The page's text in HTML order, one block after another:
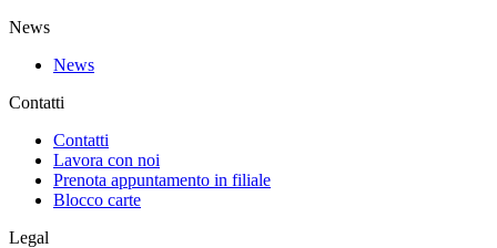
News
News
Contatti
Contatti
Lavora con noi
Prenota appuntamento in filiale
Blocco carte
Legal